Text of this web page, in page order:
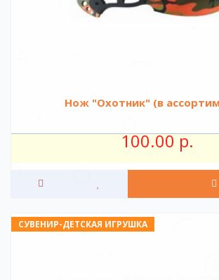
Нож "Охотник" (в
100.00 р.
СУВЕНИР-ДЕТСКАЯ ИГРУШКА